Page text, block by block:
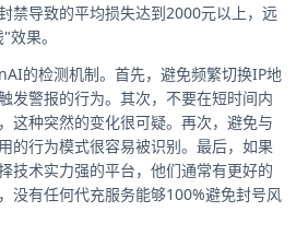
禁导致的平均损失达到2000元以上，远
果。
的检测机制。首先，避免频繁切换IP地
发警报的行为。其次，不要在短时间内
这种突然的变化很可疑。再次，避免与
的行为模式很容易被识别。最后，如果
技术实力强的平台，他们通常有更好的
没有任何代充服务能够100%避免封号风